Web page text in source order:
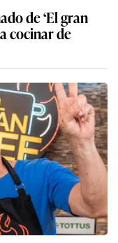
de ‘El gran
cocinar de